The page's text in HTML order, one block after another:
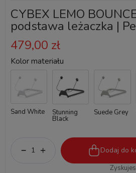
CYBEX LEMO
podstawa leżaczka |
479,00 zł
Kolor materiału
Sand White Stunning
Black
Suede Grey
Dodaj do